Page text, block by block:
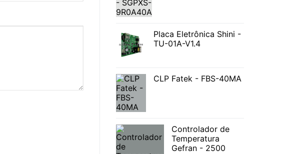
Placa Eletrônica Shini -
TU-01A-V1.4
CLP Fatek - FBS-40MA
Controlador de
Temperatura
Gefran - 2500